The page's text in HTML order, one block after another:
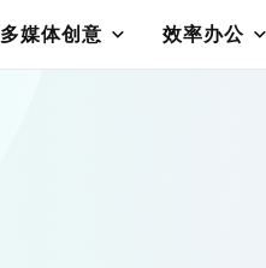
多媒体创意 效率办公